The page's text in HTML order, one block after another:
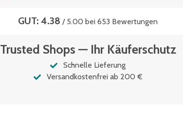
GUT: 4.38 / 5.00 bei 653 Bewertungen
Trusted Shops — Ihr Käuferschutz
Schnelle Lieferung
Versandkostenfrei ab 200 €